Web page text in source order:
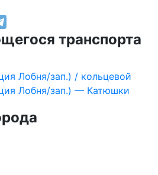
транспорта
Лобня/зап.) / кольцевой
Лобня/зап.) — Катюшки